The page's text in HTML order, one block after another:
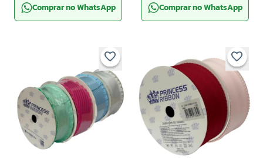
Comprar no WhatsApp Comprar no WhatsApp